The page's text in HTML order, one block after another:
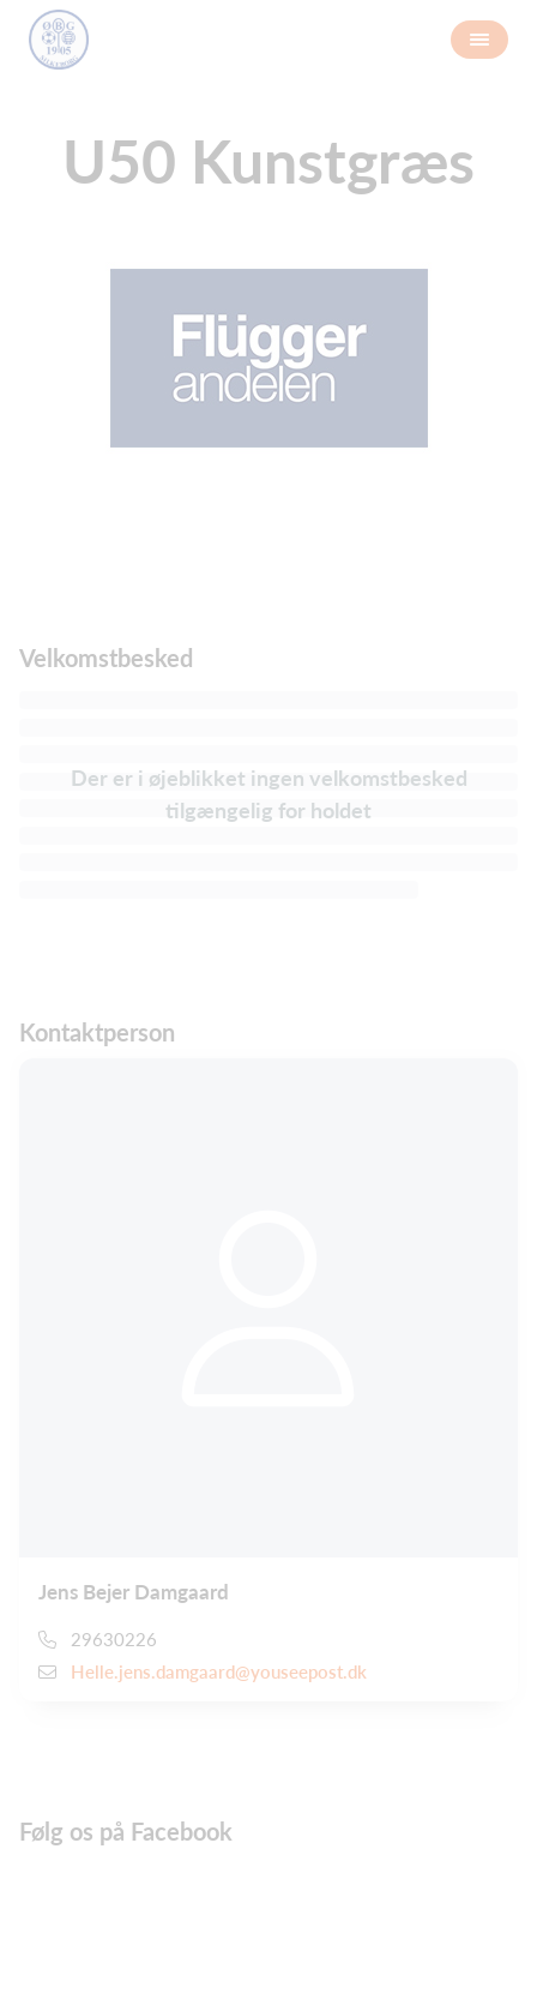
U50 Kunstgræs
Velkomstbesked
Der er i øjeblikket ingen velkomstbesked
tilgængelig for holdet
Kontaktperson
Jens Bejer Damgaard
29630226
Helle.jens.damgaard@youseepost.dk
Følg os på Facebook